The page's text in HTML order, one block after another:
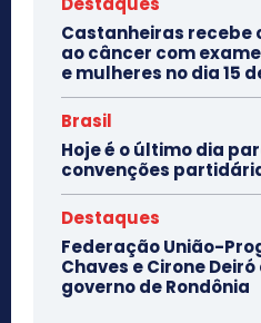
Castanheiras recebe
ao câncer com
e mulheres no dia 15
Brasil
Hoje é o último dia
convenções
Destaques
Federação União-
Chaves e Cirone
governo de Rondônia